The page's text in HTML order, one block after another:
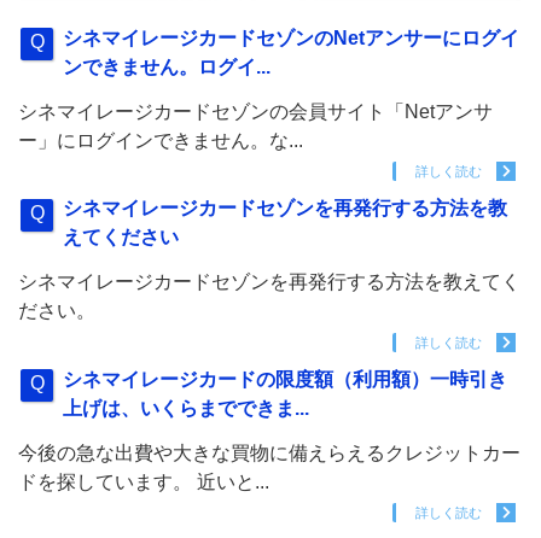
シネマイレージカードセゾンのNetアンサーにログイ
ンできません。ログイ...
シネマイレージカードセゾンの会員サイト「Netアンサ
ー」にログインできません。な...
詳しく読む
シネマイレージカードセゾンを再発行する方法を教
えてください
シネマイレージカードセゾンを再発行する方法を教えてく
ださい。
詳しく読む
シネマイレージカードの限度額（利用額）一時引き
上げは、いくらまでできま...
今後の急な出費や大きな買物に備えらえるクレジットカー
ドを探しています。 近いと...
詳しく読む